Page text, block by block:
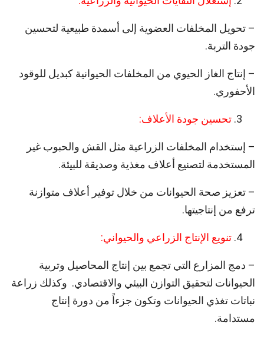
– تحويل المخلفات العضوية إلى أسمدة طبيعية لتحسين
جودة التربة.
– إنتاج الغاز الحيوي من المخلفات الحيوانية كبديل للوقود
الأحفوري.
تحسين جودة الأعلاف:
– إستخدام المخلفات الزراعية مثل القش والحبوب غير
المستخدمة لتصنيع أعلاف مغذية وصديقة للبيئة.
– تعزيز صحة الحيوانات من خلال توفير أعلاف متوازنة
ترفع من إنتاجيتها.
تنويع الإنتاج الزراعي والحيواني:
– دمج المزارع التي تجمع بين إنتاج المحاصيل وتربية
الحيوانات لتحقيق التوازن البيئي والاقتصادي. وكذلك زراعة
نباتات تغذي الحيوانات وتكون جزءاً من دورة إنتاج
مستدامة.